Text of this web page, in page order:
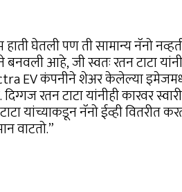
घेतली पण ती सामान्य नॅनो
बनवली आहे, जी स्वतः रतन टाटा
EV कंपनीने शेअर केलेल्या
रतन टाटा यांनीही कारवर
यांच्याकडून नॅनो ईव्ही वितरीत
वाटतो.”